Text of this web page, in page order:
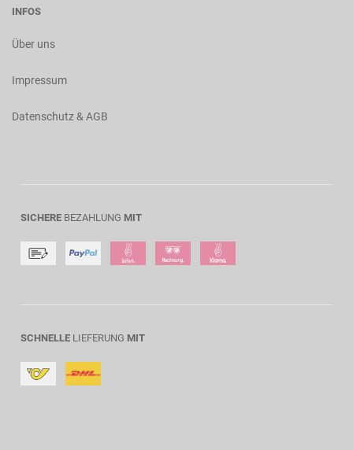
INFOS
Über uns
Impressum
Datenschutz & AGB
SICHERE BEZAHLUNG MIT
SCHNELLE LIEFERUNG MIT